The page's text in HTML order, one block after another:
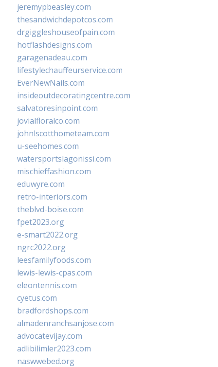
jeremypbeasley.com
thesandwichdepotcos.com
drgiggleshouseofpain.com
hotflashdesigns.com
garagenadeau.com
lifestylechauffeurservice.com
EverNewNails.com
insideoutdecoratingcentre.com
salvatoresinpoint.com
jovialfloralco.com
johnlscotthometeam.com
u-seehomes.com
watersportslagonissi.com
mischieffashion.com
eduwyre.com
retro-interiors.com
theblvd-boise.com
fpet2023.org
e-smart2022.org
ngrc2022.org
leesfamilyfoods.com
lewis-lewis-cpas.com
eleontennis.com
cyetus.com
bradfordshops.com
almadenranchsanjose.com
advocatevijay.com
adlibilimler2023.com
naswwebed.org